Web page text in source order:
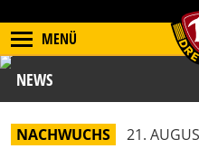
MENÜ
NEWS
NACHWUCHS 21.